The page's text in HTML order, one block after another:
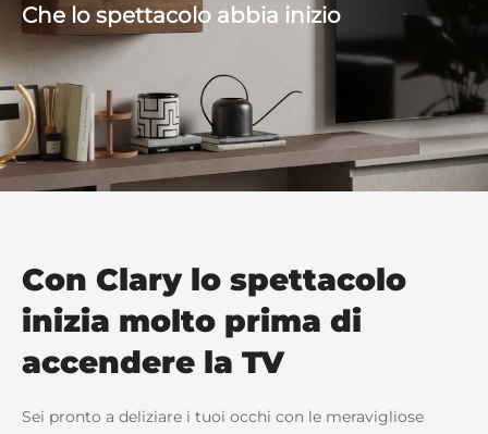
Che lo spettacolo abbia inizio
Con Clary lo spettacolo
inizia molto prima di
accendere la TV
Sei pronto a deliziare i tuoi occhi con le meravigliose